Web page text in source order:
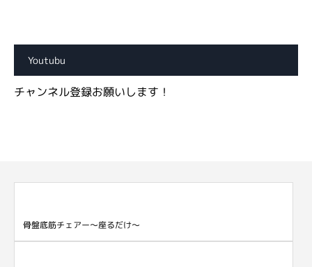
Youtubu
チャンネル登録お願いします！
骨盤底筋チェアー～座るだけ～